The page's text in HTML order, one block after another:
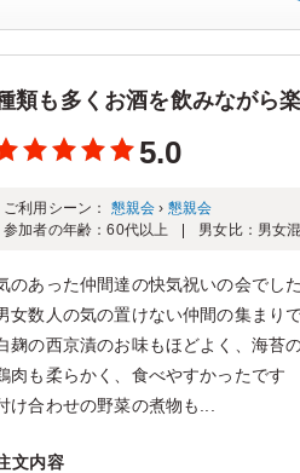
類も多くお酒を飲みながら
5.0
ご利用シーン： 懇親会 › 懇親会
参加者の年齢：60代以上 男女比： 男女
のあった仲間達の快気祝いの会でした
女数人の気の置けない仲間の集まり
麹の西京漬のお味もほどよく、海苔
肉も柔らかく、食べやすかったです
け合わせの野菜の煮物も...
文内容